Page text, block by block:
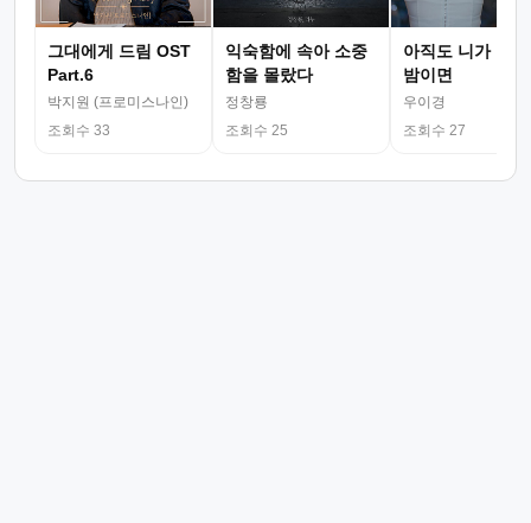
그대에게 드림 OST
Part.6
박지원 (프로미스나인)
조회수 33
익숙함에 속아 소중
함을 몰랐다
정창룡
조회수 25
아직도 니가 그
밤이면
우이경
조회수 27